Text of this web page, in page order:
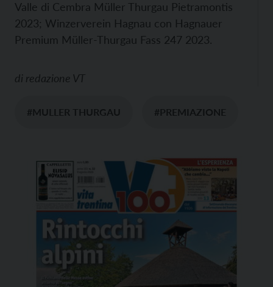
Valle di Cembra Müller Thurgau Pietramontis
2023; Winzerverein Hagnau con Hagnauer
Premium Müller-Thurgau Fass 247 2023.
di redazione VT
#MULLER THURGAU #PREMIAZIONE